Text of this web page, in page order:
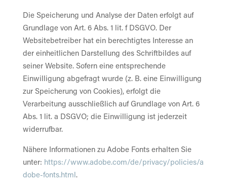
Die Speicherung und Analyse der Daten erfolgt auf
Grundlage von Art. 6 Abs. 1 lit. f DSGVO. Der
Websitebetreiber hat ein berechtigtes Interesse an
der einheitlichen Darstellung des Schriftbildes auf
seiner Website. Sofern eine entsprechende
Einwilligung abgefragt wurde (z. B. eine Einwilligung
zur Speicherung von Cookies), erfolgt die
Verarbeitung ausschließlich auf Grundlage von Art. 6
Abs. 1 lit. a DSGVO; die Einwilligung ist jederzeit
widerrufbar.
Nähere Informationen zu Adobe Fonts erhalten Sie
unter: https://www.adobe.com/de/privacy/policies/a
dobe-fonts.html.